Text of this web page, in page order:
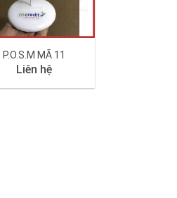
P.O.S.M MÃ 11
Liên hệ